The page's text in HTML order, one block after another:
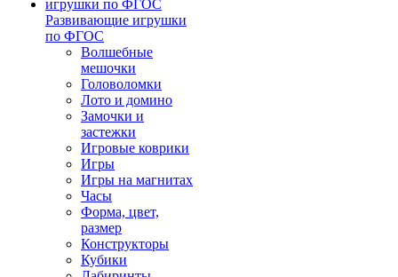
Развивающие игрушки
по ФГОС
Волшебные
мешочки
Головоломки
Лото и домино
Замочки и
застежки
Игровые коврики
Игры
Игры на магнитах
Часы
Форма, цвет,
размер
Конструкторы
Кубики